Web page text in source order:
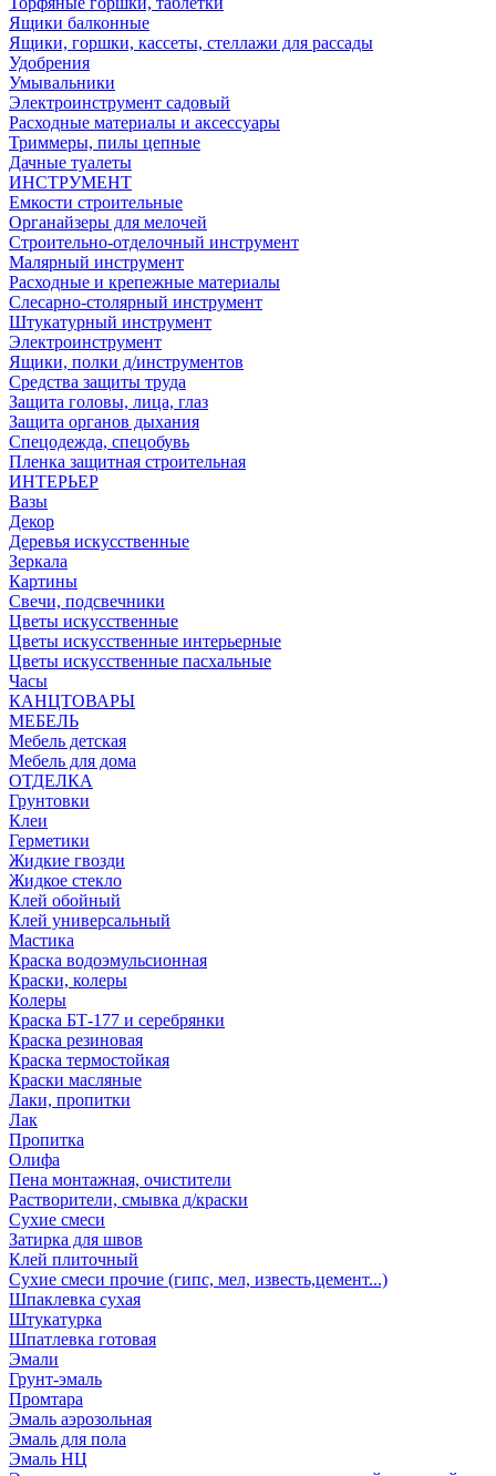
Ящики балконные
Ящики, горшки, кассеты, стеллажи для рассады
Удобрения
Умывальники
Электроинструмент садовый
Расходные материалы и аксессуары
Триммеры, пилы цепные
Дачные туалеты
ИНСТРУМЕНТ
Емкости строительные
Органайзеры для мелочей
Строительно-отделочный инструмент
Малярный инструмент
Расходные и крепежные материалы
Слесарно-столярный инструмент
Штукатурный инструмент
Электроинструмент
Ящики, полки д/инструментов
Средства защиты труда
Защита головы, лица, глаз
Защита органов дыхания
Спецодежда, спецобувь
Пленка защитная строительная
ИНТЕРЬЕР
Вазы
Декор
Деревья искусственные
Зеркала
Картины
Свечи, подсвечники
Цветы искусственные
Цветы искусственные интерьерные
Цветы искусственные пасхальные
Часы
КАНЦТОВАРЫ
МЕБЕЛЬ
Мебель детская
Мебель для дома
ОТДЕЛКА
Грунтовки
Клеи
Герметики
Жидкие гвозди
Жидкое стекло
Клей обойный
Клей универсальный
Мастика
Краска водоэмульсионная
Краски, колеры
Колеры
Краска БТ-177 и серебрянки
Краска резиновая
Краска термостойкая
Краски масляные
Лаки, пропитки
Лак
Пропитка
Олифа
Пена монтажная, очистители
Растворители, смывка д/краски
Сухие смеси
Затирка для швов
Клей плиточный
Сухие смеси прочие (гипс, мел, известь,цемент...)
Шпаклевка сухая
Штукатурка
Шпатлевка готовая
Эмали
Грунт-эмаль
Промтара
Эмаль аэрозольная
Эмаль для пола
Эмаль НЦ